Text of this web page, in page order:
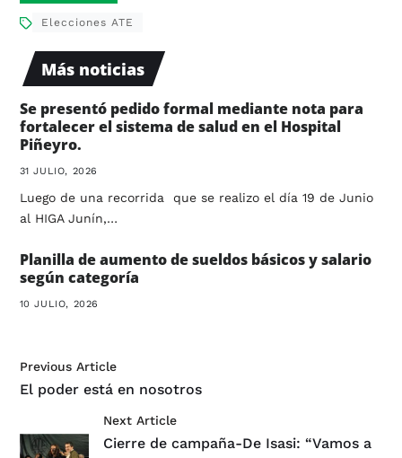
Elecciones ATE
Más noticias
Se presentó pedido formal mediante nota para
fortalecer el sistema de salud en el Hospital
Piñeyro.
31 JULIO, 2026
Luego de una recorrida que se realizo el día 19 de Junio
al HIGA Junín,…
Planilla de aumento de sueldos básicos y salario
según categoría
10 JULIO, 2026
Previous Article
El poder está en nosotros
Next Article
Cierre de campaña-De Isasi: “Vamos a